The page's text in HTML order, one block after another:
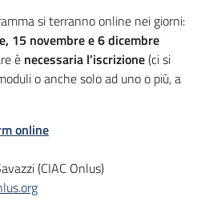
si terranno online nei giorni:
15 novembre e 6 dicembre
è necessaria l’iscrizione(ci si
o anche solo ad uno o più, a
online
(CIAC Onlus)